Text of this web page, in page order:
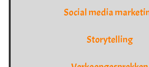
Social media
Storytelling